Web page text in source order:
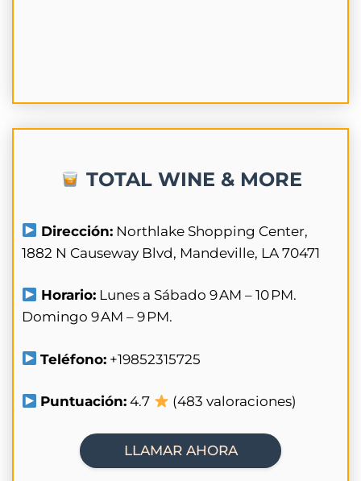
TOTAL WINE & MORE
Dirección: Northlake Shopping Center,
1882 N Causeway Blvd, Mandeville, LA 70471
Horario: Lunes a Sábado 9 AM – 10 PM.
Domingo 9 AM – 9 PM.
Teléfono: +19852315725
Puntuación: 4.7 (483 valoraciones)
LLAMAR AHORA